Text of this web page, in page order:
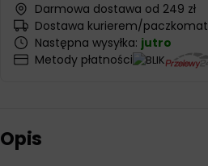
Darmowa dostawa od 249 zł
Dostawa kurierem/paczkomat
Następna wysyłka: jutro
Metody płatności
Opis